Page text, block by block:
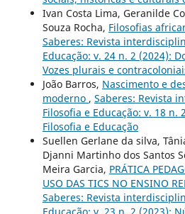
Ivan Costa Lima, Geranilde
Souza Rocha, Filosofias
Saberes: Revista
Educação: v. 24 n. 2 (2024):
Vozes plurais e
João Barros, Nascimento e
moderno , Saberes: Revista
Filosofia e Educação: v. 18 n.
Filosofia e Educação
Suellen Gerlane da silva,
Djanni Martinho dos Santos
Meira Garcia, PRÁTICA
USO DAS TICS NO ENSINO
Saberes: Revista